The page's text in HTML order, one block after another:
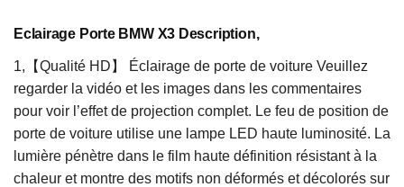
Eclairage Porte BMW X3 Description,
1,【Qualité HD】 Éclairage de porte de voiture Veuillez
regarder la vidéo et les images dans les commentaires
pour voir l’effet de projection complet. Le feu de position de
porte de voiture utilise une lampe LED haute luminosité. La
lumière pénètre dans le film haute définition résistant à la
chaleur et montre des motifs non déformés et décolorés sur